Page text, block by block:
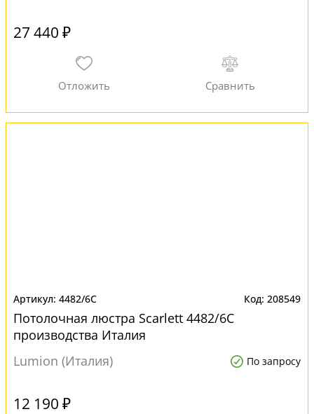
27 440 ₽
4482/6C 208549
Потолочная люстра Scarlett 4482/6C
производства Италия
Lumion (Италия)
По запросу
12 190 ₽